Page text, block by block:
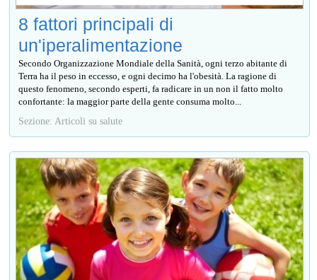
8 fattori principali di
un'iperalimentazione
Secondo Organizzazione Mondiale della Sanità, ogni terzo abitante di
Terra ha il peso in eccesso, e ogni decimo ha l'obesità. La ragione di
questo fenomeno, secondo esperti, fa radicare in un non il fatto molto
confortante: la maggior parte della gente consuma molto...
Sezione: Articoli su salute